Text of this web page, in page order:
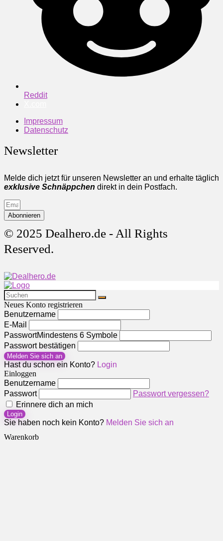
Reddit
Impressum
Datenschutz
Newsletter
Melde dich jetzt für unseren Newsletter an und erhalte täglich
exklusive Schnäppchen direkt in dein Postfach.
Abonnieren
© 2025 Dealhero.de - All Rights
Reserved.
Neues Konto registrieren
Benutzername
E-Mail
PasswortMindestens 6 Symbole
Passwort bestätigen
Melden Sie sich an
Hast du schon ein Konto? Login
Einloggen
Benutzername
Passwort
Passwort vergessen?
Erinnere dich an mich
Login
Sie haben noch kein Konto? Melden Sie sich an
Warenkorb